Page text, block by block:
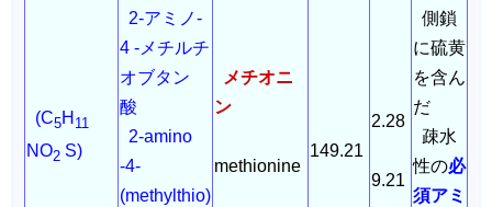
(C5H 11
NO2 S)
2-アミノ-
4 -メチルチ
オブタン
酸
2-amino
-4-
(methylthio)
メチオニ
ン
methionine
149.21
2.28
9.21
側鎖
に硫黄
を含ん
だ
疎水
性の必
須アミ